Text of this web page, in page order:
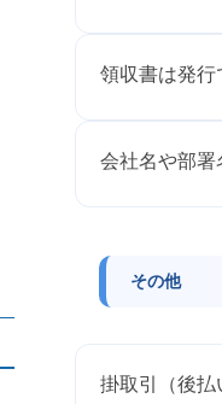
領収書は発行
会社名や部署
その他
掛取引（後払